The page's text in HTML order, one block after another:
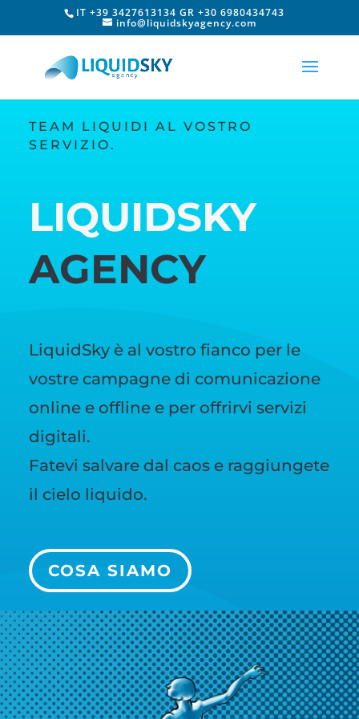
IT +39 3427613134 GR +30 6980434743
info@liquidskyagency.com
TEAM LIQUIDI AL VOSTRO
SERVIZIO.
LIQUIDSKY
AGENCY
LiquidSky è al vostro fianco per le
vostre campagne di comunicazione
online e offline e per offrirvi servizi
digitali.
Fatevi salvare dal caos e raggiungete
il cielo liquido.
COSA SIAMO